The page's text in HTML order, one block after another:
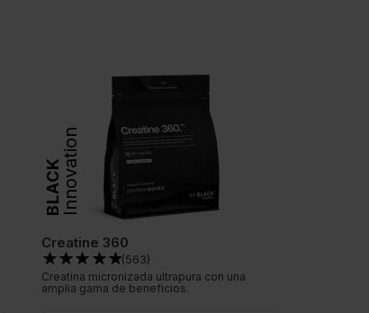
BLACKInnovation
Creatine 360
(563)
Creatina micronizada ultrapura con una
amplia gama de beneficios.